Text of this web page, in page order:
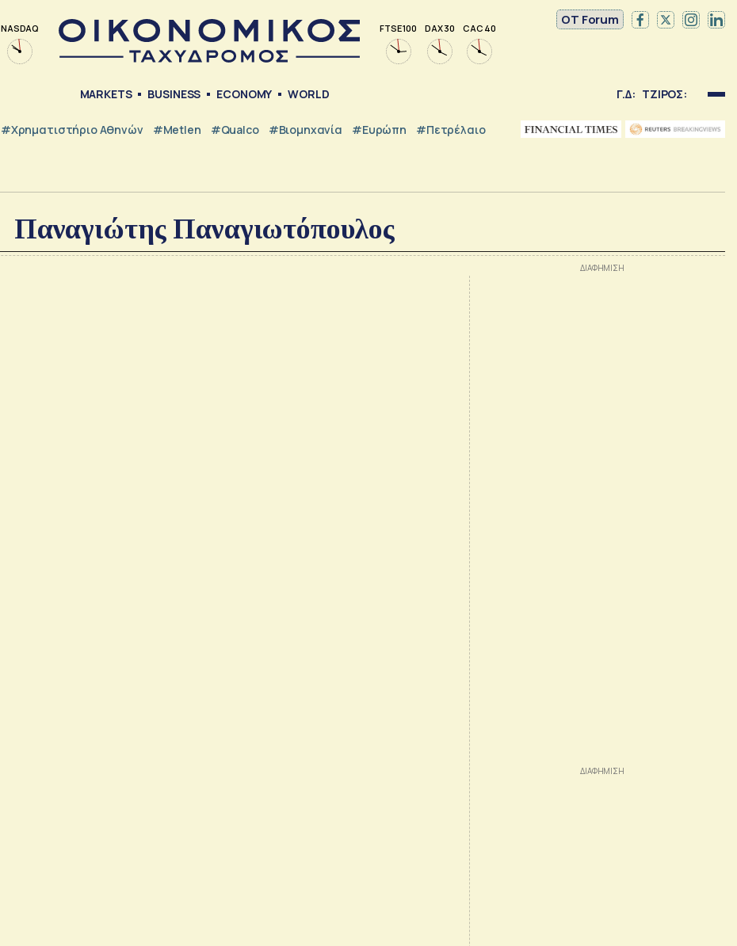
NASDAQ FTSE 100 DAX 30 CAC 40
OT Forum
MARKETS BUSINESS ECONOMY WORLD Γ.Δ: ΤΖΙΡΟΣ:
#Χρηματιστήριο Αθηνών #metlen #Qualco #Βιομηχανία #Ευρώπη #Πετρέλαιο
Παναγιώτης Παναγιωτόπουλος